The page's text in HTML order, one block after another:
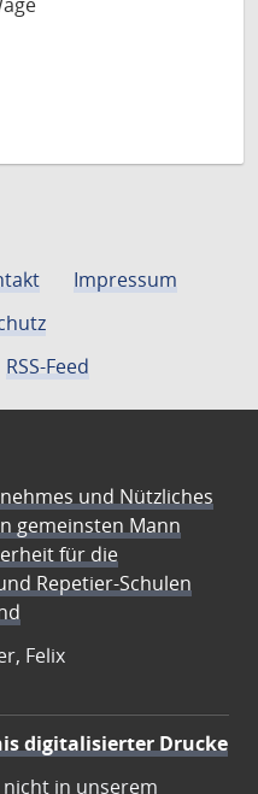
Impressum
RSS-Feed
und Nützliches
gemeinsten Mann
für die
Repetier-Schulen
Felix
digitalisierter Drucke
in unserem